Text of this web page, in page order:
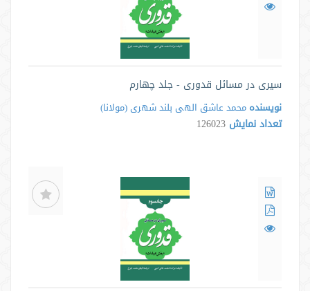
سیری در مسائل قدوری - جلد چهارم
نویسنده محمد عاشق الهى بلند شهرى ‌(مولانا)
تعداد نمایش 126023